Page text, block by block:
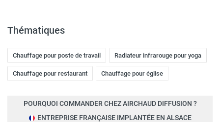
Thématiques
Chauffage pour poste de travail Radiateur infrarouge pour yoga
Chauffage pour restaurant Chauffage pour église
POURQUOI COMMANDER CHEZ AIRCHAUD DIFFUSION ?
ENTREPRISE FRANÇAISE IMPLANTÉE EN ALSACE